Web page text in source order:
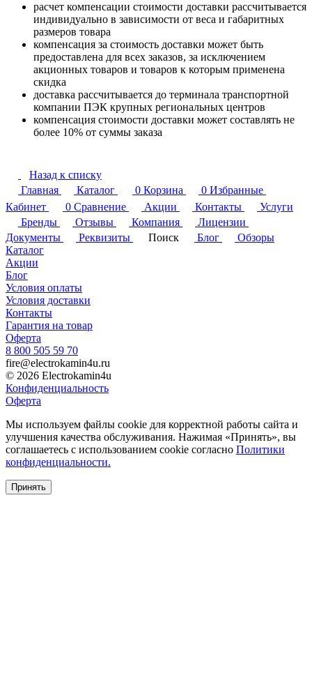
расчет компенсации стоимости доставки рассчитывается
индивидуально в зависимости от веса и габаритных
размеров товара
компенсация за стоимость доставки может быть
предоставлена для всех заказов, за исключением
акционных товаров и товаров к которым применена
скидка
доставка рассчитывается до терминала транспортной
компании ПЭК крупных региональных центров
компенсация стоимости доставки может составлять не
более 10% от суммы заказа
Назад к списку
Главная
Каталог 0 Корзина 0 Избранные
Кабинет
0 Сравнение Акции Контакты
Услуги
Бренды
Отзывы Компания
Лицензии
Документы
Реквизиты Поиск Блог
Обзоры
Каталог
Акции
Блог
Условия оплаты
Условия доставки
Контакты
Гарантия на товар
Оферта
8 800 505 59 70
fire@electrokamin4u.ru
© 2026 Electrokamin4u
Конфиденциальность
Оферта
Мы используем файлы cookie для корректной работы сайта и
улучшения качества обслуживания. Нажимая «Принять», вы
соглашаетесь с использованием cookie согласно Политики
конфиденциальности.
Принять